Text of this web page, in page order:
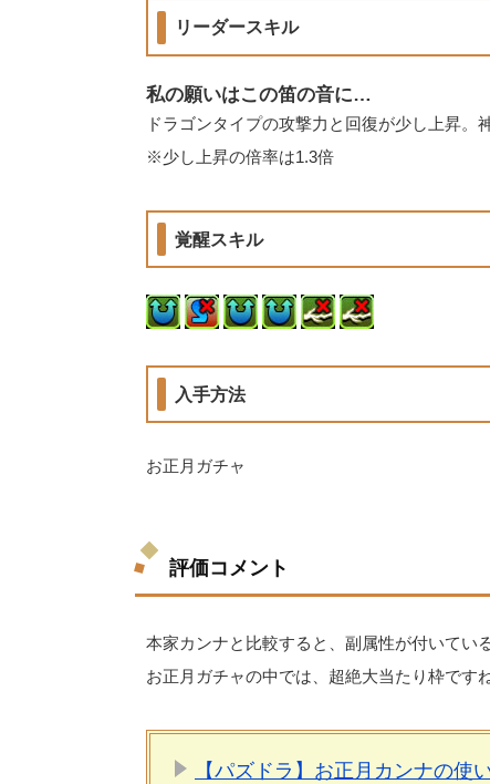
リーダースキル
私の願いはこの笛の音に…
ドラゴンタイプの攻撃力と回復が少し上昇。
※少し上昇の倍率は1.3倍
覚醒スキル
入手方法
お正月ガチャ
評価コメント
本家カンナと比較すると、副属性が付いてい
お正月ガチャの中では、超絶大当たり枠ですね
【パズドラ】お正月カンナの使